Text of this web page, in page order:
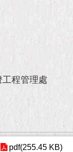
程管理處
pdf(255.45 KB)